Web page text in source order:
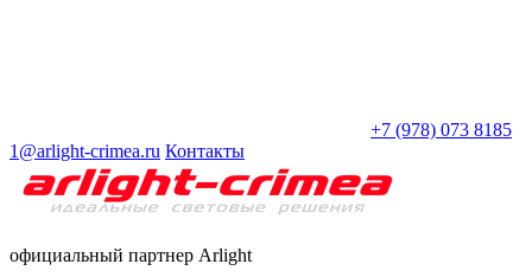
+7 (978) 073 8185
1@arlight-crimea.ru Контакты
официальный партнер Arlight